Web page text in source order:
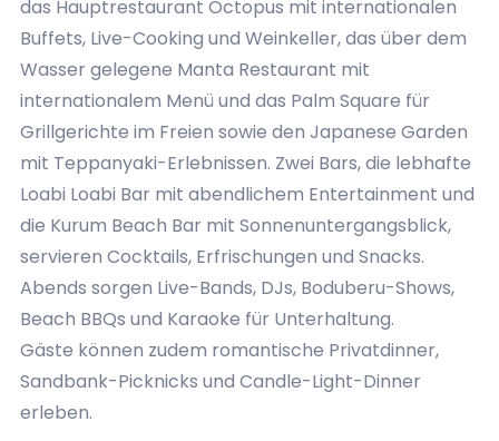
Für Honeymooners gibt es zu bestimmten Zeiten
Reduktionen und Zimmer-Upgrades. Schicken Sie
uns eine Buchungsanfrage und wir suchen die
passenden Angebote für Sie!
das Hauptrestaurant Octopus mit internationalen
Buffets, Live-Cooking und Weinkeller, das über dem
Wasser gelegene Manta Restaurant mit
internationalem Menü und das Palm Square für
Grillgerichte im Freien sowie den Japanese Garden
mit Teppanyaki-Erlebnissen. Zwei Bars, die lebhafte
Loabi Loabi Bar mit abendlichem Entertainment und
die Kurum Beach Bar mit Sonnenuntergangsblick,
servieren Cocktails, Erfrischungen und Snacks.
Abends sorgen Live-Bands, DJs, Boduberu-Shows,
Beach BBQs und Karaoke für Unterhaltung.
Gäste können zudem romantische Privatdinner,
Sandbank-Picknicks und Candle-Light-Dinner
erleben.